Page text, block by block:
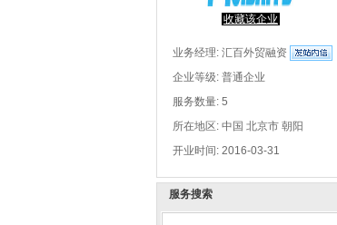
收藏该企业
业务经理: 汇百外贸融资
企业等级: 普通企业
服务数量: 5
所在地区: 中国 北京市 朝阳
开业时间: 2016-03-31
服务搜索